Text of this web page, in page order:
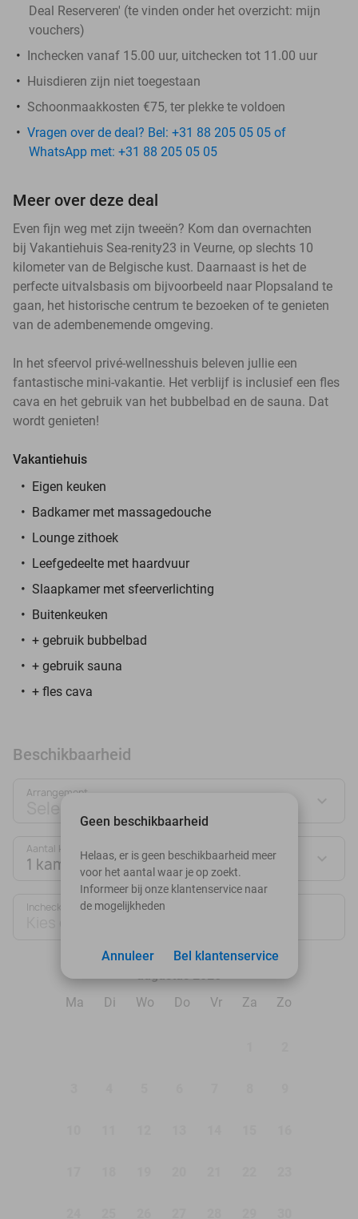
Deal Reserveren' (te vinden onder het overzicht: mijn
vouchers)
Inchecken vanaf 15.00 uur, uitchecken tot 11.00 uur
Huisdieren zijn niet toegestaan
Schoonmaakkosten €75, ter plekke te voldoen
Vragen over de deal? Bel: +31 88 205 05 05 of
WhatsApp met: +31 88 205 05 05
Meer over deze deal
Even fijn weg met zijn tweeën? Kom dan overnachten
bij Vakantiehuis Sea-renity23 in Veurne, op slechts 10
kilometer van de Belgische kust. Daarnaast is het de
perfecte uitvalsbasis om bijvoorbeeld naar Plopsaland te
gaan, het historische centrum te bezoeken of te genieten
van de adembenemende omgeving.
In het sfeervol privé-wellnesshuis beleven jullie een
fantastische mini-vakantie. Het verblijf is inclusief een fles
cava en het gebruik van het bubbelbad en de sauna. Dat
wordt genieten!
Vakantiehuis
Eigen keuken
Badkamer met massagedouche
Lounge zithoek
Leefgedeelte met haardvuur
Slaapkamer met sfeerverlichting
Buitenkeuken
+ gebruik bubbelbad
+ gebruik sauna
+ fles cava
Beschikbaarheid
Arrangement
Selecteer jouw deal
Aantal kamers:
1 kamer
Inchecken
Ma
Di Wo Do Vr Za Zo
Geen beschikbaarheid
Helaas, er is geen beschikbaarheid meer
voor het aantal waar je op zoekt.
Informeer bij onze klantenservice naar
de mogelijkheden
Bel klantenservice
Annuleer